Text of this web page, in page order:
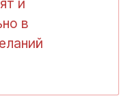
и
в